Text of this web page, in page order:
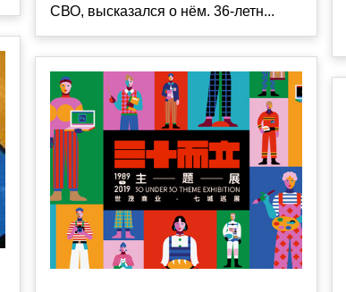
СВО, высказался о нём. 36-летн...